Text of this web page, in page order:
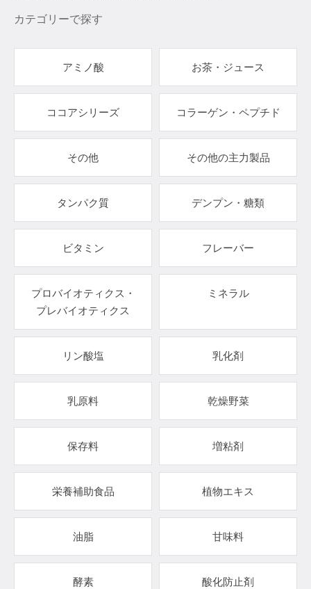
カテゴリーで探す
アミノ酸 お茶・ジュース
ココアシリーズ コラーゲン・ペプチド
その他 その他の主力製品
タンパク質 デンプン・糖類
ビタミン フレーバー
プロバイオティクス・
プレバイオティクス
ミネラル
リン酸塩 乳化剤
乳原料 乾燥野菜
保存料 増粘剤
栄養補助食品 植物エキス
油脂 甘味料
酵素 酸化防止剤